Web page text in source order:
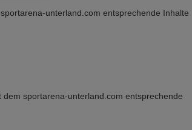
unterland.com entsprechende Inhalte
sportarena-unterland.com entsprechende